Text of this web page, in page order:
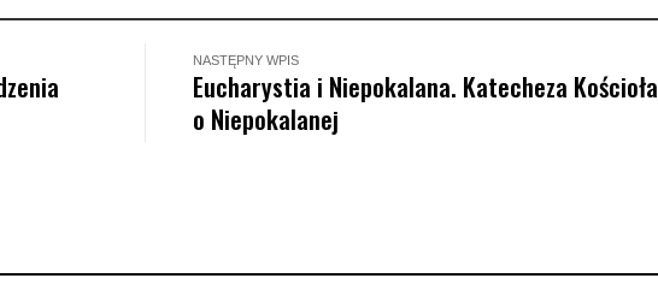
NASTĘPNY WPIS
Eucharystia i Niepokalana. Katecheza Kościoła
o Niepokalanej